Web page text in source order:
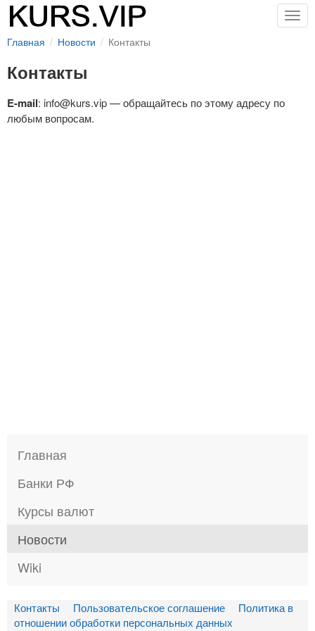
Главная Новости Контакты
Контакты
E-mail: info@kurs.vip — обращайтесь по этому адресу по
любым вопросам.
Главная
Банки РФ
Курсы валют
Новости
Wiki
Контакты Пользовательское соглашение
Политика в
отношении обработки персональных данных